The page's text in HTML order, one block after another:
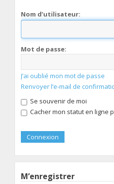
Nom d’utilisateur:
Mot de passe:
J’ai oublié mon mot de passe
Renvoyer l’e-mail de
Se souvenir de moi
Cacher mon statut en ligne
M’enregistrer